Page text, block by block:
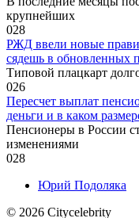
крупнейших
028
РЖД ввели новые
сядешь в обновленных
Типовой плацкарт
026
Пересчет выплат
деньги и в каком
Пенсионеры в России
изменениями
028
Юрий Подоляка
© 2026 Сitycelebrity